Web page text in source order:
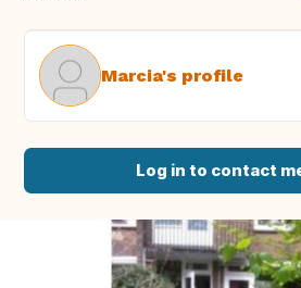
Marcia's profile
Log in to contact